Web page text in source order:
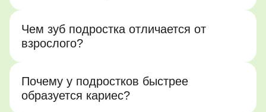
Чем зуб подростка отличается от
взрослого?
Почему у подростков быстрее
образуется кариес?